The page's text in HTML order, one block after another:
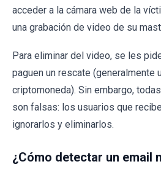
acceder a la cámara web de la
una grabación de video de su
Para eliminar del video, se les
paguen un rescate (generalmente
criptomoneda). Sin embargo,
son falsas: los usuarios que
ignorarlos y eliminarlos.
¿Cómo detectar un email